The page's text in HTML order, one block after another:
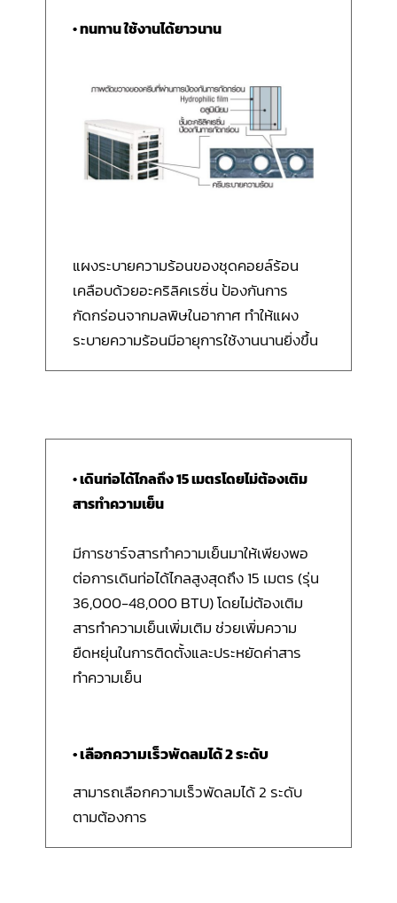
• ทนทาน ใช้งานได้ยาวนาน
แผงระบายความร้อนของชุดคอยล์ร้อน
เคลือบด้วยอะคริลิคเรซิ่น ป้องกันการ
กัดกร่อนจากมลพิษในอากาศ ทำให้แผง
ระบายความร้อนมีอายุการใช้งานนานยิ่งขึ้น
• เดินท่อได้ไกลถึง 15 เมตรโดยไม่ต้องเติม
สารทำความเย็น
มีการชาร์จสารทำความเย็นมาให้เพียงพอ
ต่อการเดินท่อได้ไกลสูงสุดถึง 15 เมตร (รุ่น
36,000-48,000 BTU) โดยไม่ต้องเติม
สารทำความเย็นเพิ่มเติม ช่วยเพิ่มความ
ยืดหยุ่นในการติดตั้งและประหยัดค่าสาร
ทำความเย็น
• เลือกความเร็วพัดลมได้ 2 ระดับ
สามารถเลือกความเร็วพัดลมได้ 2 ระดับ
ตามต้องการ